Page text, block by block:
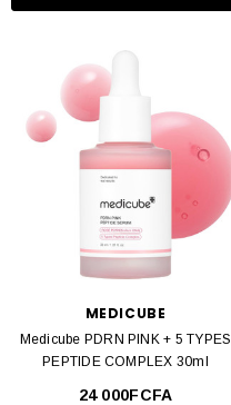
MEDICUBE
Medicube PDRN PINK + 5 TYPES
PEPTIDE COMPLEX 30ml
24 000FCFA